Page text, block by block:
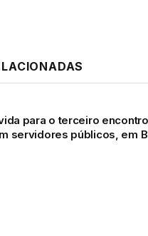
para o terceiro encontro
servidores públicos, em